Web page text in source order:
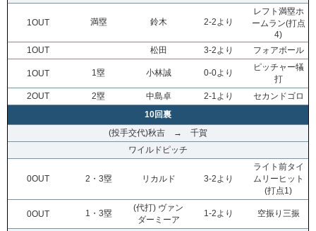
1OUT 満塁 鈴木 2-2より
レフト満塁ホ
ームラン(打点
4)
1OUT
松田 3-2より フォアボール
1OUT 1塁 小林誠 0-0より
ピッチャー犠
打
2OUT
2塁 中島卓 2-1より
セカンドゴロ
10回裏
(投手交代)秋吉 → 千賀
ワイルドピッチ
0OUT 2・3塁 リカルド 3-2より
ライト前タイ
ムリーヒット
(打点1)
0OUT 1・3塁
(代打) ヴァン
ダーミーア
1-2より 空振り三振